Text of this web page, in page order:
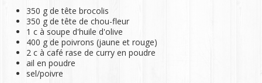
350 g de tête brocolis
350 g de tête de chou-fleur
1 c à soupe d'huile d'olive
400 g de poivrons (jaune et rouge)
2 c à café rase de curry en poudre
ail en poudre
sel/poivre